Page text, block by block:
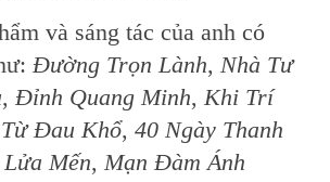
và sáng tác của anh có
Đường Trọn Lành, Nhà Tư
, Đỉnh Quang Minh, Khi Trí
Đau Khổ, 40 Ngày Thanh
Mến, Mạn Đàm Ánh